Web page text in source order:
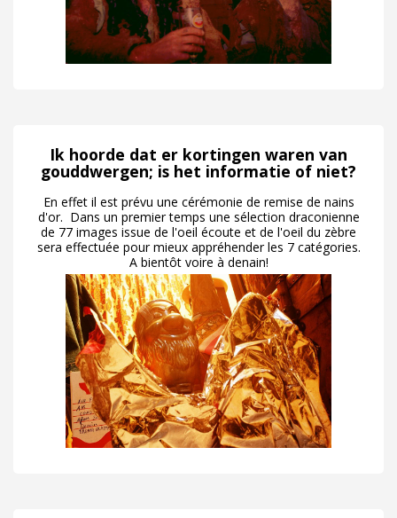
Ik hoorde dat er kortingen waren van
gouddwergen; is het informatie of niet?
En effet il est prévu une cérémonie de remise de nains
d'or. Dans un premier temps une sélection draconienne
de 77 images issue de l'oeil écoute et de l'oeil du zèbre
sera effectuée pour mieux appréhender les 7 catégories.
A bientôt voire à denain!